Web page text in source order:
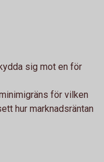
sig mot en för
för vilken
hur marknadsräntan